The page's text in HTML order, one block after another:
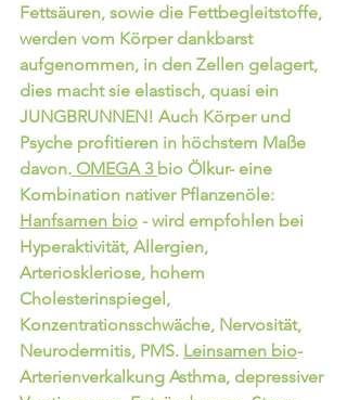
Fettsäuren, sowie die Fettbegleitstoffe,
werden vom Körper dankbarst
aufgenommen, in den Zellen gelagert,
dies macht sie elastisch, quasi ein
JUNGBRUNNEN! Auch Körper und
Psyche profitieren in höchstem Maße
davon. OMEGA 3 bio Ölkur- eine
Kombination nativer Pflanzenöle:
Hanfsamen bio - wird empfohlen bei
Hyperaktivität, Allergien,
Arterioskleriose, hohem
Cholesterinspiegel,
Konzentrationsschwäche, Nervosität,
Neurodermitis, PMS. Leinsamen bio-
Arterienverkalkung Asthma, depressiver